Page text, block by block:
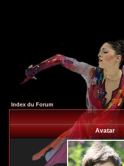
Index du Forum
Avatar